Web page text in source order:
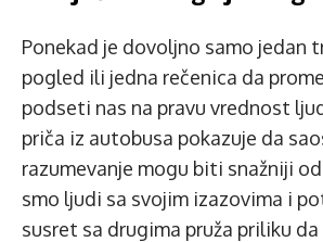
Ponekad je dovoljno samo jedan
pogled ili jedna rečenica da
podseti nas na pravu vrednost
priča iz autobusa pokazuje da
razumevanje mogu biti snažniji
smo ljudi sa svojim izazovima i
susret sa drugima pruža priliku